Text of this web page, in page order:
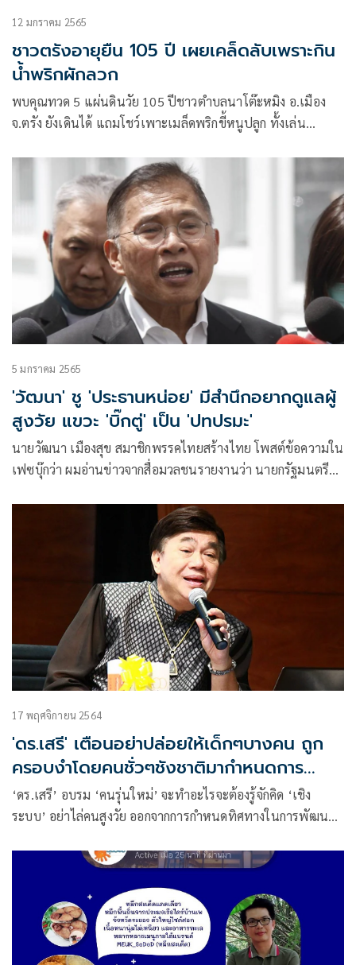
12 มกราคม 2565
ชาวตรังอายุยืน 105 ปี เผยเคล็ดลับเพราะกิน
น้ำพริกผักลวก
พบคุณทวด 5 แผ่นดินวัย 105 ปีชาวตำบลนาโต๊ะหมิง อ.เมือง
จ.ตรัง ยังเดินได้ แถมโชว์เพาะเมล็ดพริกขี้หนูปลูก ทั้งเล่น
เองกินเอง ในครัวเรือนโดยไม่ต้องซื้อหา
5 มกราคม 2565
'วัฒนา' ชู 'ประธานหน่อย' มีสำนึกอยากดูแลผู้
สูงวัย แขวะ 'บิ๊กตู่' เป็น 'ปทปรมะ'
นายวัฒนา เมืองสุข สมาชิกพรรคไทยสร้างไทย โพสต์ข้อความใน
เฟซบุ๊กว่า ผมอ่านข่าวจากสื่อมวลชนรายงานว่า นายกรัฐมนตรีสั่ง
17 พฤศจิกายน 2564
'ดร.เสรี' เตือนอย่าปล่อยให้เด็กๆบางคน ถูก
ครอบงำโดยคนชั่วๆชังชาติมากำหนดการ
พัฒนาประเทศ
‘ดร.เสรี’ อบรม ‘คนรุ่นใหม่’ จะทำอะไรจะต้องรู้จักคิด ‘เชิง
ระบบ’ อย่าไล่คนสูงวัย ออกจากการกำหนดทิศทางในการพัฒนา
ประสบการณ์ ถูกครอบงำโดยคนชั่วๆที่ชังชาติมากำหนด